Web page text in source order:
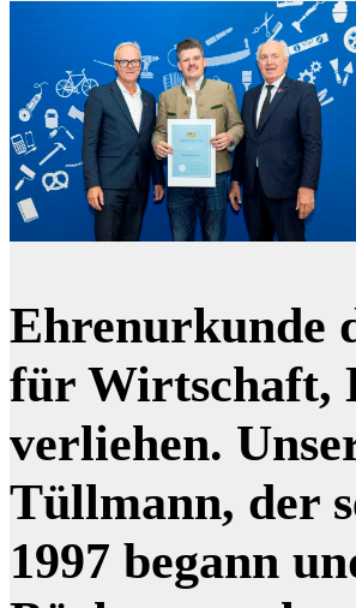
Ehrenurkunde
für Wirtschaft,
verliehen.
Tüllmann, der
1997 begann